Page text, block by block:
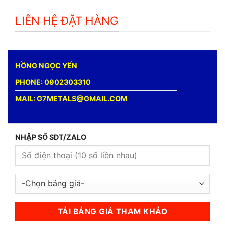
LIÊN HỆ ĐẶT HÀNG
HỒNG NGỌC YẾN
PHONE: 0902303310
MAIL: G7METALS@GMAIL.COM
NHẬP SỐ SĐT/ZALO